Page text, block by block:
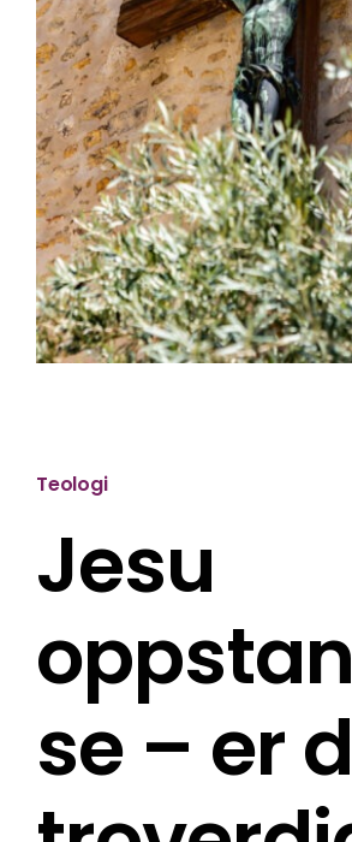
Teologi
Jesu
se – er